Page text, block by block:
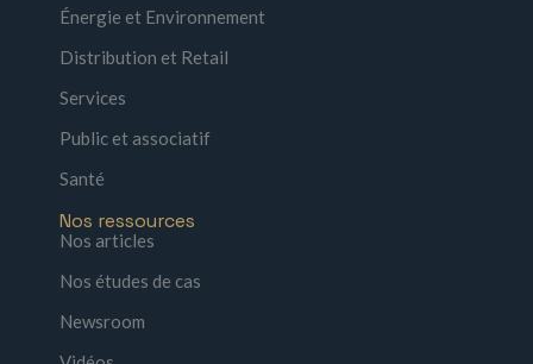
Énergie et Environnement
Distribution et Retail
Services
Public et associatif
Santé
Nos ressources
Nos articles
Nos études de cas
Newsroom